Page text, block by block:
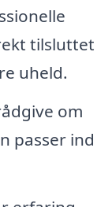
tilsluttet
uheld.
om
passer ind